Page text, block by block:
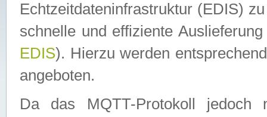
Echtzeitdateninfrastruktur (EDIS)
schnelle und effiziente
EDIS). Hierzu werden
angeboten.
Da das MQTT-Protokoll jedoch